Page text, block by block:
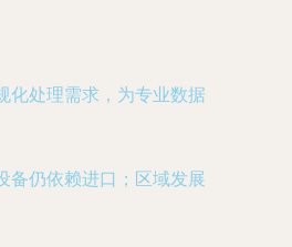
化处理需求，为专业数据
备仍依赖进口；区域发展